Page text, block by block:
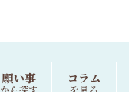
願い事
から探す
コラム
を見る